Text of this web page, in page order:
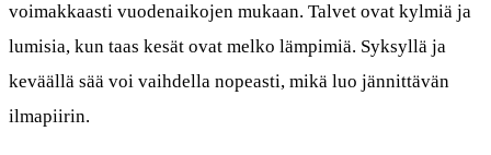
voimakkaasti vuodenaikojen mukaan. Talvet ovat kylmiä ja
lumisia, kun taas kesät ovat melko lämpimiä. Syksyllä ja
keväällä sää voi vaihdella nopeasti, mikä luo jännittävän
ilmapiirin.